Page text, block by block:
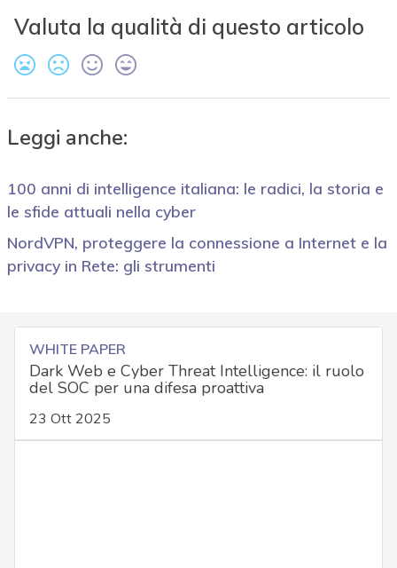
Valuta la qualità di questo articolo
Leggi anche:
100 anni di intelligence italiana: le radici, la storia e
le sfide attuali nella cyber
NordVPN, proteggere la connessione a Internet e la
privacy in Rete: gli strumenti
WHITE PAPER
Dark Web e Cyber Threat Intelligence: il ruolo
del SOC per una difesa proattiva
23 Ott 2025